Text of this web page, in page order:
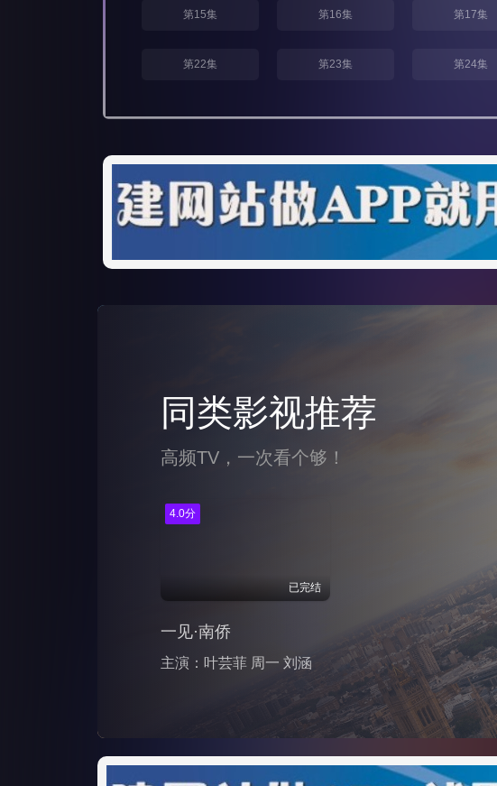
第15集 第16集 第17集
第22集 第23集 第24集
同类影视推荐
高频TV，一次看个够！
4.0分
已完结
一见·南侨
主演：叶芸菲 周一 刘涵